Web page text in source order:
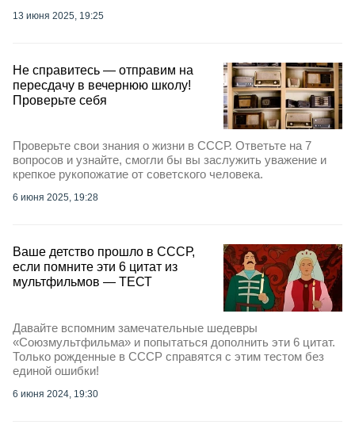
13 июня 2025, 19:25
Не справитесь — отправим на
пересдачу в вечернюю школу!
Проверьте себя
Проверьте свои знания о жизни в СССР. Ответьте на 7
вопросов и узнайте, смогли бы вы заслужить уважение и
крепкое рукопожатие от советского человека.
6 июня 2025, 19:28
Ваше детство прошло в СССР,
если помните эти 6 цитат из
мультфильмов — ТЕСТ
Давайте вспомним замечательные шедевры
«Союзмультфильма» и попытаться дополнить эти 6 цитат.
Только рожденные в СССР справятся с этим тестом без
единой ошибки!
6 июня 2024, 19:30